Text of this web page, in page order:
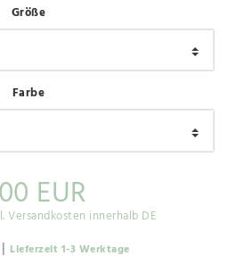
Größe
Farbe
EUR
Versandkosten innerhalb DE
| Lieferzeit 1-3 Werktage